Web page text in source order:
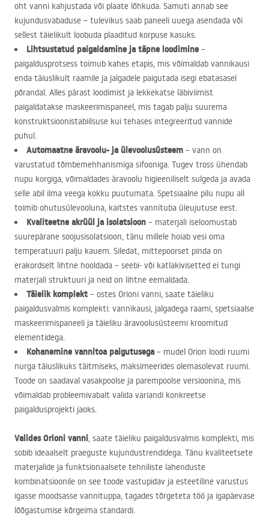
oht vanni kahjustada või plaate lõhkuda. Samuti annab see
kujundusvabaduse – tulevikus saab paneeli uuega asendada või
sellest täielikult loobuda plaaditud korpuse kasuks.
Lihtsustatud paigaldamine ja täpne loodimine –
paigaldusprotsess toimub kahes etapis, mis võimaldab vannikausi
enda täiuslikult raamile ja jalgadele paigutada isegi ebatasasel
põrandal. Alles pärast loodimist ja lekkekatse läbiviimist
paigaldatakse maskeerimispaneel, mis tagab palju suurema
konstruktsioonistabiilsuse kui tehases integreeritud vannide
puhul.
Automaatne äravoolu- ja ülevoolusüsteem – vann on
varustatud tõmbemehhanismiga sifooniga. Tugev tross ühendab
nupu korgiga, võimaldades äravoolu higieeniliselt sulgeda ja avada
selle abil ilma veega kokku puutumata. Spetsiaalne pilu nupu all
toimib ohutusülevooluna, kaitstes vannituba üleujutuse eest.
Kvaliteetne akrüül ja isolatsioon – materjali iseloomustab
suurepärane soojusisolatsioon, tänu millele hoiab vesi oma
temperatuuri palju kauem. Siledat, mittepoorset pinda on
erakordselt lihtne hooldada – seebi- või katlakivisetted ei tungi
materjali struktuuri ja neid on lihtne eemaldada.
Täielik komplekt – ostes Orioni vanni, saate täieliku
paigaldusvalmis komplekti: vannikausi, jalgadega raami, spetsiaalse
maskeerimispaneeli ja täieliku äravoolusüsteemi kroomitud
elementidega.
Kohanemine vannitoa paigutusega – mudel Orion loodi ruumi
nurga täiuslikuks täitmiseks, maksimeerides olemasolevat ruumi.
Toode on saadaval vasakpoolse ja parempoolse versioonina, mis
võimaldab probleemivabalt valida variandi konkreetse
paigaldusprojekti jaoks.
Valides Orioni vanni, saate täieliku paigaldusvalmis komplekti, mis
sobib ideaalselt praeguste kujundustrendidega. Tänu kvaliteetsete
materjalide ja funktsionaalsete tehniliste lahenduste
kombinatsioonile on see toode vastupidav ja esteetiline varustus
igasse moodsasse vannituppa, tagades tõrgeteta töö ja igapäevase
lõõgastumise kõrgeima standardi.